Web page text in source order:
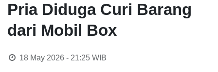
Pria Diduga Curi Barang
dari Mobil Box
18 May 2026 - 21:25WIB